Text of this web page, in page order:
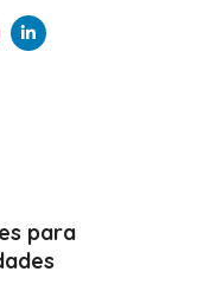
para